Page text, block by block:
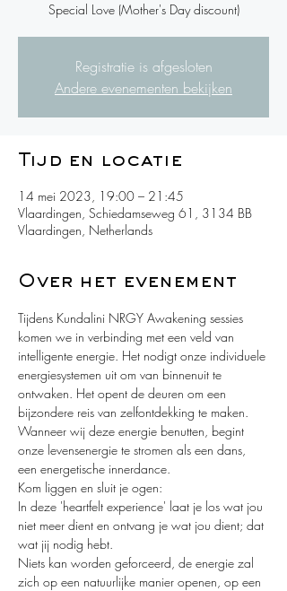
Special Love (Mother's Day discount)
Registratie is afgesloten
Andere evenementen bekijken
Tijd en locatie
14 mei 2023, 19:00 – 21:45
Vlaardingen, Schiedamseweg 61, 3134 BB
Vlaardingen, Netherlands
Over het evenement
Tijdens Kundalini NRGY Awakening sessies
komen we in verbinding met een veld van
intelligente energie. Het nodigt onze individuele
energiesystemen uit om van binnenuit te
ontwaken. Het opent de deuren om een
bijzondere reis van zelfontdekking te maken.
Wanneer wij deze energie benutten, begint
onze levensenergie te stromen als een dans,
een energetische innerdance.
Kom liggen en sluit je ogen:
In deze 'heartfelt experience' laat je los wat jou
niet meer dient en ontvang je wat jou dient; dat
wat jij nodig hebt.
Niets kan worden geforceerd, de energie zal
zich op een natuurlijke manier openen, op een